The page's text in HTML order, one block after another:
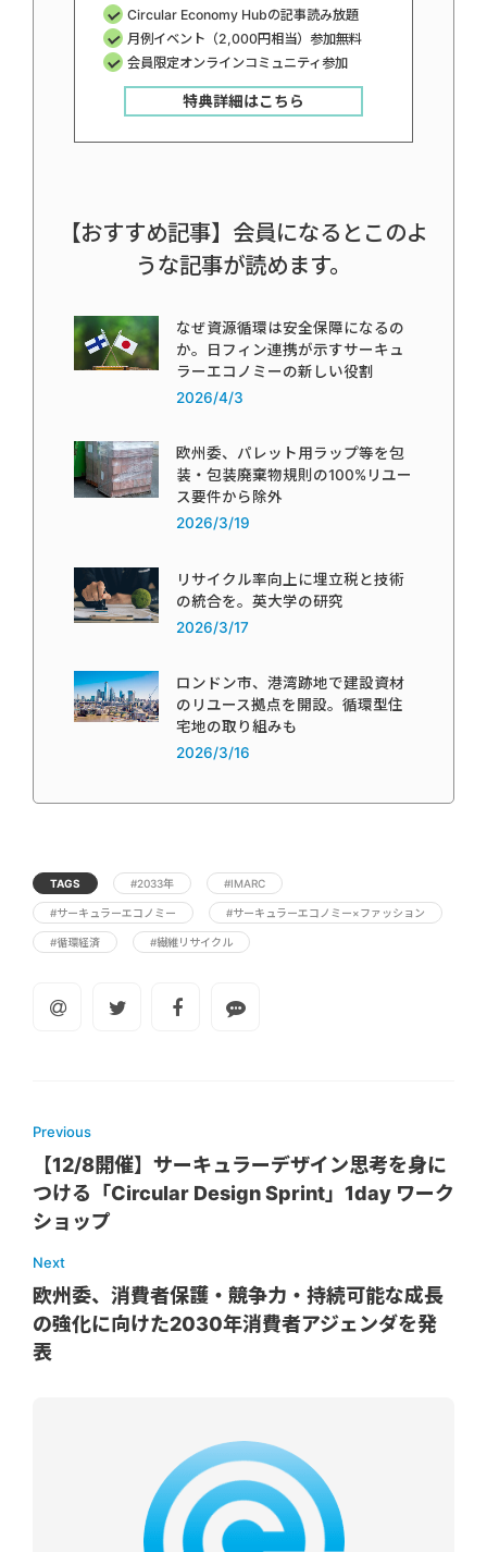
Circular Economy Hubの記事読み放題
月例イベント（2,000円相当）参加無料
会員限定オンラインコミュニティ参加
特典詳細はこちら
【おすすめ記事】会員になるとこのよ
うな記事が読めます。
なぜ資源循環は安全保障になるの
か。日フィン連携が示すサーキュ
ラーエコノミーの新しい役割
2026/4/3
欧州委、パレット用ラップ等を包
装・包装廃棄物規則の100%リユー
ス要件から除外
2026/3/19
リサイクル率向上に埋立税と技術
の統合を。英大学の研究
2026/3/17
ロンドン市、港湾跡地で建設資材
のリユース拠点を開設。循環型住
宅地の取り組みも
2026/3/16
TAGS #2033年 #IMARC
#サーキュラーエコノミー #サーキュラーエコノミー×ファッション
#循環経済 #繊維リサイクル
Previous
【12/8開催】サーキュラーデザイン思考を身に
つける「Circular Design Sprint」1day ワーク
ショップ
Next
欧州委、消費者保護・競争力・持続可能な成長
の強化に向けた2030年消費者アジェンダを発
表